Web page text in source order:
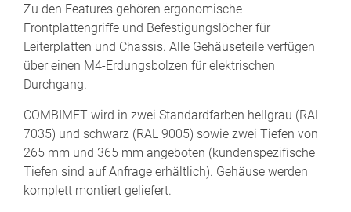
Zu den Features gehören ergonomische
Frontplattengriffe und Befestigungslöcher für
Leiterplatten und Chassis. Alle Gehäuseteile verfügen
über einen M4-Erdungsbolzen für elektrischen
Durchgang.
COMBIMET wird in zwei Standardfarben hellgrau (RAL
7035) und schwarz (RAL 9005) sowie zwei Tiefen von
265 mm und 365 mm angeboten (kundenspezifische
Tiefen sind auf Anfrage erhältlich). Gehäuse werden
komplett montiert geliefert.